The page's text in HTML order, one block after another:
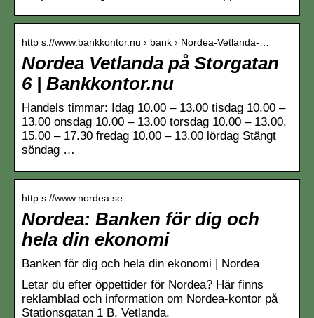
http s://www.bankkontor.nu › bank › Nordea-Vetlanda-…
Nordea Vetlanda på Storgatan
6 | Bankkontor.nu
Handels timmar: Idag 10.00 – 13.00 tisdag 10.00 –
13.00 onsdag 10.00 – 13.00 torsdag 10.00 – 13.00,
15.00 – 17.30 fredag 10.00 – 13.00 lördag Stängt
söndag …
http s://www.nordea.se
Nordea: Banken för dig och
hela din ekonomi
Banken för dig och hela din ekonomi | Nordea
Letar du efter öppettider för Nordea? Här finns
reklamblad och information om Nordea-kontor på
Stationsgatan 1 B, Vetlanda.